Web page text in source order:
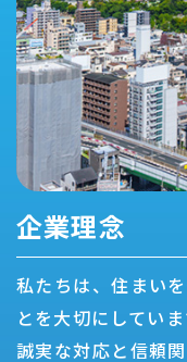
企業理念
私たちは、住まい
とを大切にしていま
誠実な対応と信頼